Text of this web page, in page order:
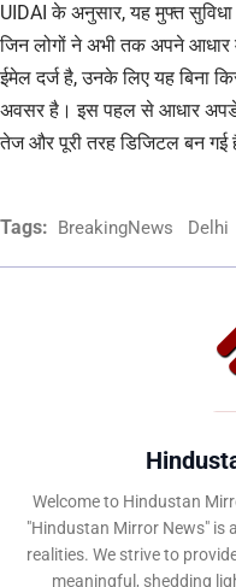
UIDAI के अनुसार, यह मुफ्त सुविधा
जिन लोगों ने अभी तक अपने आधार
ईमेल दर्ज है, उनके लिए यह बिना
अवसर है। इस पहल से आधार
तेज और पूरी तरह डिजिटल बन गई
Tags: BreakingNews Delhi
Welcome to Hindustan
"Hindustan Mirror News" is
realities. We strive to
meaningful, shedding